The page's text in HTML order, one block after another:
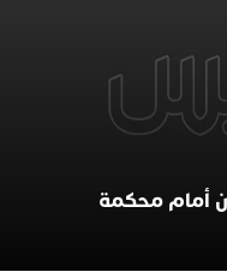
أمام محكمة